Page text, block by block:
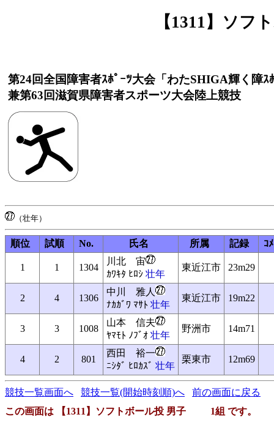
【1311】ソ
第24回全国障害者ｽﾎﾟｰﾂ大会「わたSHIGA輝く障ｽ
兼第63回滋賀県障害者スポーツ大会陸上競技
順位 試順 No. 氏名 所属 記録 ｺ
1 1 1304
川北 宙
ｶﾜｷﾀ ﾋﾛｼ 壮年
東近江市 23m29
2 4 1306
中川 雅人
ﾅｶｶﾞﾜ ﾏｻﾄ 壮年
東近江市 19m22
3 3 1008
山本 信夫
ﾔﾏﾓﾄ ﾉﾌﾞｵ 壮年
野洲市 14m71
4 2 801
西田 裕一
ﾆｼﾀﾞ ﾋﾛｶｽﾞ 壮年
栗東市 12m69
競技一覧画面へ 競技一覧(開始時刻順)へ
前の画面に戻る
この画面は 【1311】ソフトボール投 男子 1組 です。